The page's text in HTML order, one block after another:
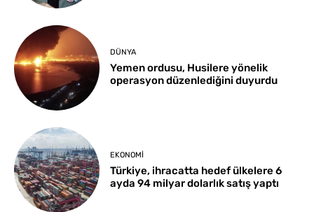
DÜNYA
Yemen ordusu, Husilere yönelik
operasyon düzenlediğini duyurdu
EKONOMI
Türkiye, ihracatta hedef ülkelere 6
ayda 94 milyar dolarlık satış yaptı